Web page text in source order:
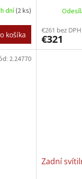
dní(2 ks)
košíka
€261 bez DPH
€321
2.24770
Zadní